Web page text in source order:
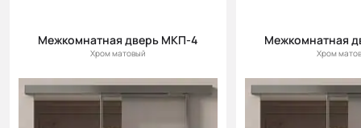
Межкомнатная дверь МКП-4
Хром матовый
Межкомнатная
Хром